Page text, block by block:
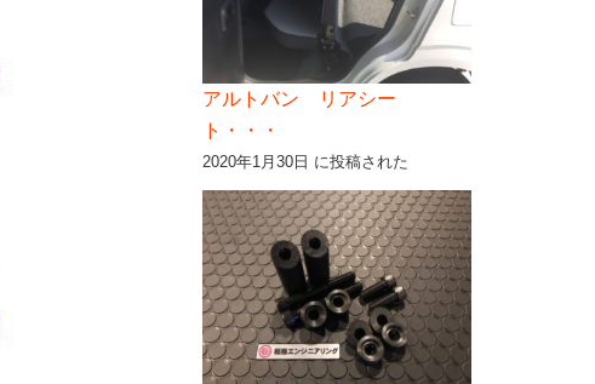
アルトバン リアシー
ト・・・
2020年1月30日 に投稿された